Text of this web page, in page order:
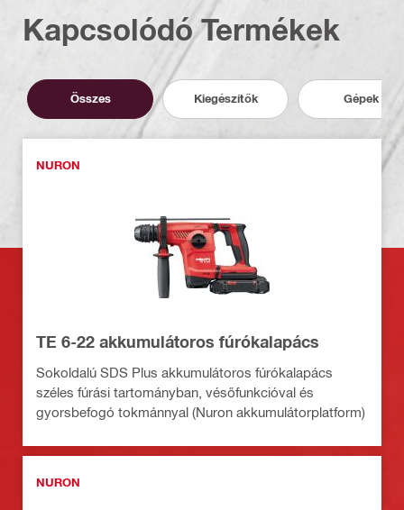
Kapcsolódó Termékek
Összes Kiegészítők Gépek
NURON
TE 6-22 akkumulátoros fúrókalapács
Sokoldalú SDS Plus akkumulátoros fúrókalapács
széles fúrási tartományban, vésőfunkcióval és
gyorsbefogó tokmánnyal (Nuron akkumulátorplatform)
NURON